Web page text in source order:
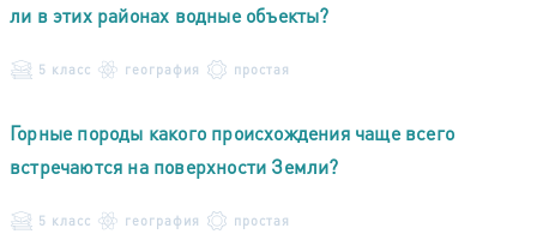
ли в этих районах водные объекты?
5 класс география простая
Горные породы какого происхождения чаще всего
встречаются на поверхности Земли?
5 класс география простая